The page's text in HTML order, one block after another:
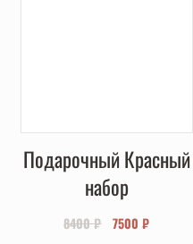
Подарочный Красный
набор
8400₽ Первоначальная
7500₽Текущая